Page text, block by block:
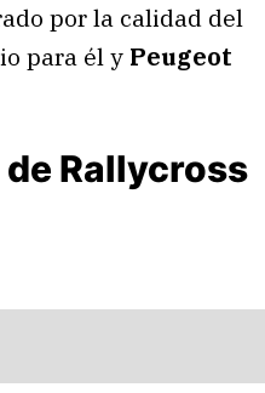
por la calidad del
para él y Peugeot
Rallycross